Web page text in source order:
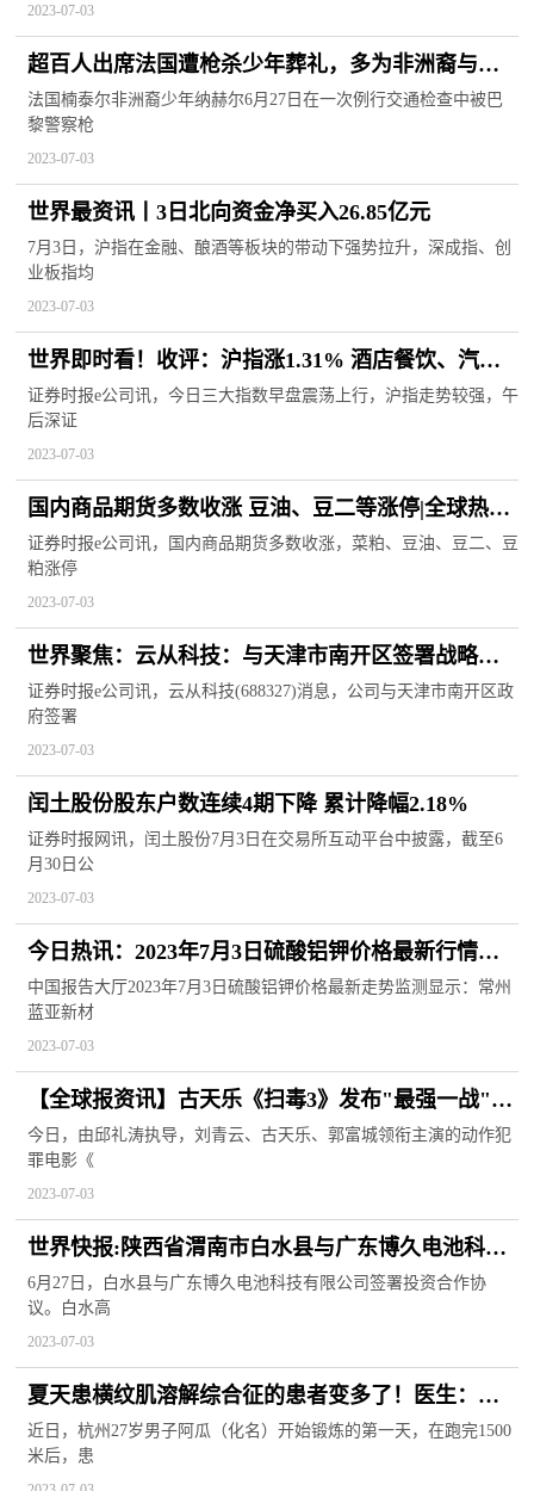
2023-07-03
超百人出席法国遭枪杀少年葬礼，多为非洲裔与阿
拉伯裔
法国楠泰尔非洲裔少年纳赫尔6月27日在一次例行交通检查中被巴
黎警察枪
2023-07-03
世界最资讯丨3日北向资金净买入26.85亿元
7月3日，沪指在金融、酿酒等板块的带动下强势拉升，深成指、创
业板指均
2023-07-03
世界即时看！收评：沪指涨1.31% 酒店餐饮、汽车
整车等板块走强
证券时报e公司讯，今日三大指数早盘震荡上行，沪指走势较强，午
后深证
2023-07-03
国内商品期货多数收涨 豆油、豆二等涨停|全球热头
条
证券时报e公司讯，国内商品期货多数收涨，菜粕、豆油、豆二、豆
粕涨停
2023-07-03
世界聚焦：云从科技：与天津市南开区签署战略合
作框架协议
证券时报e公司讯，云从科技(688327)消息，公司与天津市南开区政
府签署
2023-07-03
闰土股份股东户数连续4期下降 累计降幅2.18%
证券时报网讯，闰土股份7月3日在交易所互动平台中披露，截至6
月30日公
2023-07-03
今日热讯：2023年7月3日硫酸铝钾价格最新行情预
测
中国报告大厅2023年7月3日硫酸铝钾价格最新走势监测显示：常州
蓝亚新材
2023-07-03
【全球报资讯】古天乐《扫毒3》发布"最强一战"预
告！7月6日上映！
今日，由邱礼涛执导，刘青云、古天乐、郭富城领衔主演的动作犯
罪电影《
2023-07-03
世界快报:陕西省渭南市白水县与广东博久电池科技
有限公司签署投资合作协议
6月27日，白水县与广东博久电池科技有限公司签署投资合作协
议。白水高
2023-07-03
夏天患横纹肌溶解综合征的患者变多了！医生：高
温中暑过量运动等都有可能引起 环球观天下
近日，杭州27岁男子阿瓜（化名）开始锻炼的第一天，在跑完1500
米后，患